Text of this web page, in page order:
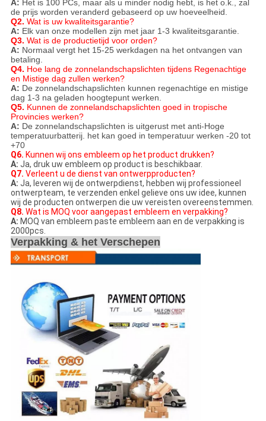
A: Het is 100 PCs, maar als u minder nodig hebt, is het o.k., zal
de prijs worden veranderd gebaseerd op uw hoeveelheid.
Q2. Wat is uw kwaliteitsgarantie?
A: Elk van onze modellen zijn met jaar 1-3 kwaliteitsgarantie.
Q3. Wat is de productietijd voor orden?
A: Normaal vergt het 15-25 werkdagen na het ontvangen van
betaling.
Q4. Hoe lang de zonnelandschapslichten tijdens Regenachtige
en Mistige dag zullen werken?
A: De zonnelandschapslichten kunnen regenachtige en mistige
dag 1-3 na geladen hoogtepunt werken.
Q5. Kunnen de zonnelandschapslichten goed in tropische
Provincies werken?
A: De zonnelandschapslichten is uitgerust met anti-Hoge
temperatuurbatterij. het kan goed in temperatuur werken -20 tot
+70
Q6. Kunnen wij ons embleem op het product drukken?
A: Ja, druk uw embleem op product is beschikbaar.
Q7. Verleent u de dienst van ontwerpproducten?
A: Ja, leveren wij de ontwerpdienst, hebben wij professioneel
ontwerpteam, te verzenden enkel gelieve ons uw idee, kunnen
wij de producten ontwerpen die uw vereisten overeenstemmen.
Q8. Wat is MOQ voor aangepast embleem en verpakking?
A: MOQ van embleem paste embleem aan en de verpakking is
2000pcs.
Verpakking & het Verschepen